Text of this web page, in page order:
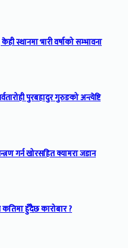
स्थानमा भारी वर्षाको सम्भावना
पुरबहादुर गुरुङको अन्त्येष्टि
गर्न खोरसहित क्यामरा जडान
हुँदैछ कारोबार ?